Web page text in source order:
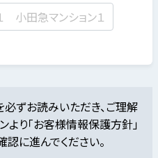
必ずお読みいただき、ご理解
より「お客様情報保護方針」
に進んでください。